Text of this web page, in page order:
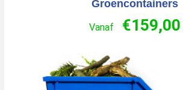
Groencontainers
Vanaf €159,00